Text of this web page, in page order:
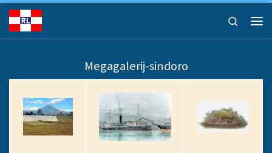
Ga naar inhoud
Search
Megagalerij-sindoro